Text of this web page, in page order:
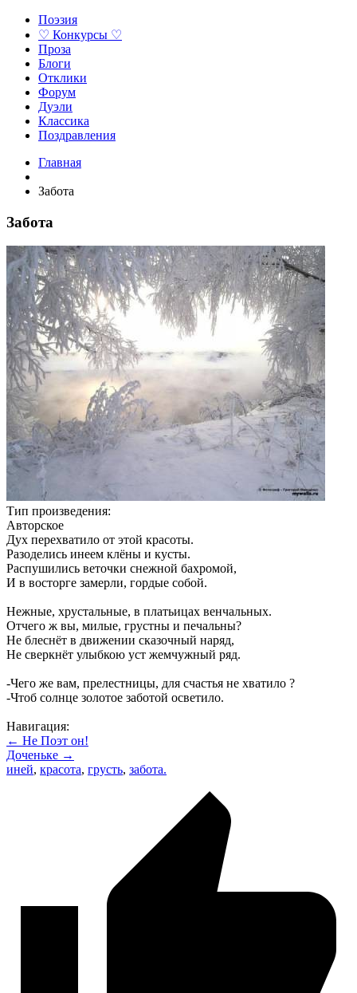
Поэзия
♡ Конкурсы ♡
Проза
Блоги
Отклики
Форум
Дуэли
Классика
Поздравления
Главная
Забота
Забота
Тип произведения:
Авторское
Дух перехватило от этой красоты.
Разоделись инеем клёны и кусты.
Распушились веточки снежной бахромой,
И в восторге замерли, гордые собой.
Нежные, хрустальные, в платьицах венчальных.
Отчего ж вы, милые, грустны и печальны?
Не блеснёт в движении сказочный наряд,
Не сверкнёт улыбкою уст жемчужный ряд.
-Чего же вам, прелестницы, для счастья не хватило ?
-Чтоб солнце золотое заботой осветило.
Навигация:
← Не Поэт он!
Доченьке →
иней, красота, грусть, забота.